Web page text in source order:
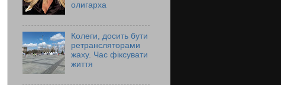
олигарха
Колеги, досить бути
ретрансляторами
жаху. Час фіксувати
життя